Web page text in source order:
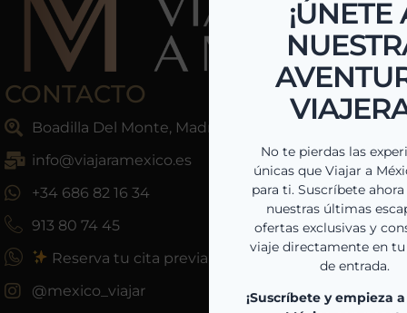
CONTACTO
Boadilla Del Monte, Madrid, España
info@viajaramexico.es
+34 686 82 16 34
913 80 74 45
Reserva tu cita previa
@mexico_viajar